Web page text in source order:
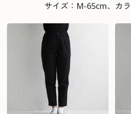
サイズ：M-65cm、カ